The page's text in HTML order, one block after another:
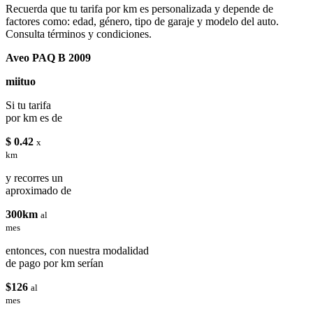
Recuerda que tu tarifa por km es personalizada y depende de
factores como: edad, género, tipo de garaje y modelo del auto.
Consulta términos y condiciones.
Aveo PAQ B 2009
miituo
Si tu tarifa
por km es de
$ 0.42 x
km
y recorres un
aproximado de
300km al
mes
entonces, con nuestra modalidad
de pago por km serían
$126 al
mes